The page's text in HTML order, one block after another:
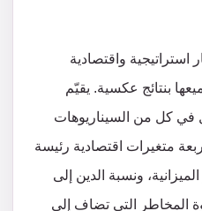
استراتيجية واقتصادية
بنتائج عكسية. يقيّم
في كل من السيناريوهات
أربعة متغيرات اقتصادية رئيسة
ونسبة الدين إلى
المخاطر التي تضاف إلى